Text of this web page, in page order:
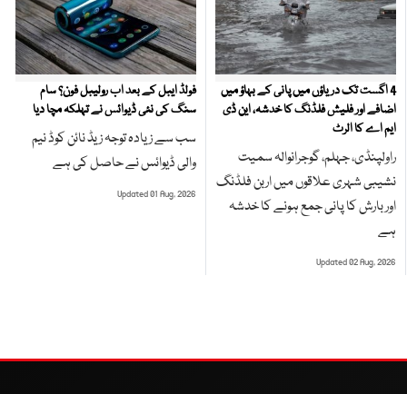
4 اگست تک دریاؤں میں پانی کے بہاؤ میں
اضافے اور فلیش فلڈنگ کا خدشہ، این ڈی
ایم اے کا الرٹ
راولپنڈی، جہلم، گوجرانوالہ سمیت
نشیبی شہری علاقوں میں اربن فلڈنگ
اور بارش کا پانی جمع ہونے کا خدشہ
ہے
Updated 02 Aug, 2026
فولڈ ایبل کے بعد اب رولیبل فون؟ سام
سنگ کی نئی ڈیوائس نے تہلکہ مچا دیا
سب سے زیادہ توجہ زیڈ نائن کوڈ نیم
والی ڈیوائس نے حاصل کی ہے
Updated 01 Aug, 2026